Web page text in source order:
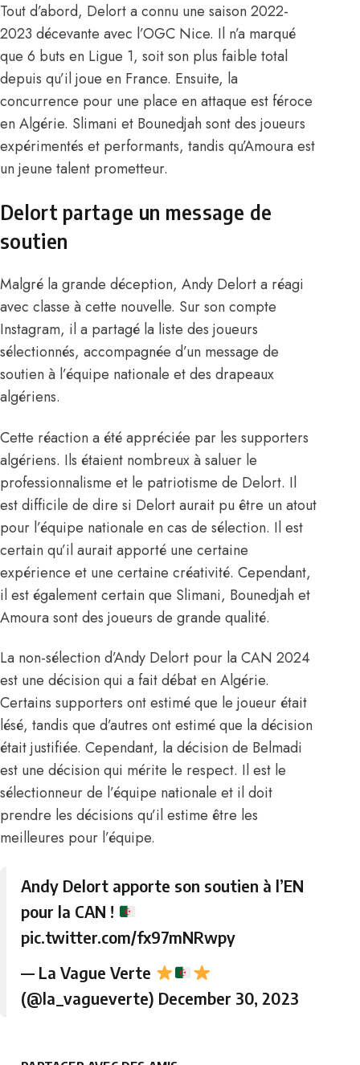
Tout d’abord, Delort a connu une saison 2022-
2023 décevante avec l’OGC Nice. Il n’a marqué
que 6 buts en Ligue 1, soit son plus faible total
depuis qu’il joue en France. Ensuite, la
concurrence pour une place en attaque est féroce
en Algérie. Slimani et Bounedjah sont des joueurs
expérimentés et performants, tandis qu’Amoura est
un jeune talent prometteur.
Delort partage un message de
soutien
Malgré la grande déception, Andy Delort a réagi
avec classe à cette nouvelle. Sur son compte
Instagram, il a partagé la liste des joueurs
sélectionnés, accompagnée d’un message de
soutien à l’équipe nationale et des drapeaux
algériens.
Cette réaction a été appréciée par les supporters
algériens. Ils étaient nombreux à saluer le
professionnalisme et le patriotisme de Delort. Il
est difficile de dire si Delort aurait pu être un atout
pour l’équipe nationale en cas de sélection. Il est
certain qu’il aurait apporté une certaine
expérience et une certaine créativité. Cependant,
il est également certain que Slimani, Bounedjah et
Amoura sont des joueurs de grande qualité.
La non-sélection d’Andy Delort pour la CAN 2024
est une décision qui a fait débat en Algérie.
Certains supporters ont estimé que le joueur était
lésé, tandis que d’autres ont estimé que la décision
était justifiée. Cependant, la décision de Belmadi
est une décision qui mérite le respect. Il est le
sélectionneur de l’équipe nationale et il doit
prendre les décisions qu’il estime être les
meilleures pour l’équipe.
Andy Delort apporte son soutien à l’EN
pour la CAN !
pic.twitter.com/fx97mNRwpy
— La Vague Verte
(@la_vagueverte) December 30, 2023